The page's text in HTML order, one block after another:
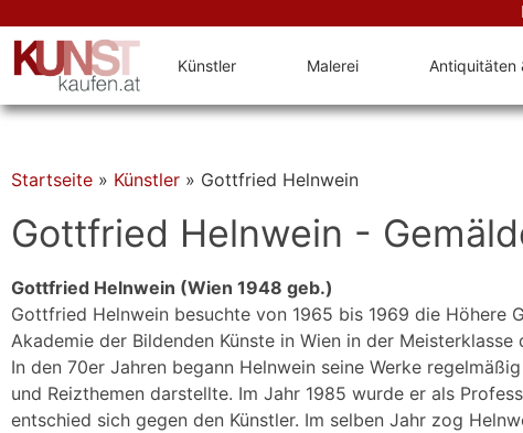
Künstler Malerei Antiquitäten
Startseite » Künstler » Gottfried Helnwein
Gottfried Helnwein -
Gottfried Helnwein (Wien 1948 geb.)
Gottfried Helnwein besuchte von 1965 bis 1969 die Höhere
Akademie der Bildenden Künste in Wien in der Meisterklasse
In den 70er Jahren begann Helnwein seine Werke
und Reizthemen darstellte. Im Jahr 1985 wurde er als
entschied sich gegen den Künstler. Im selben Jahr zog